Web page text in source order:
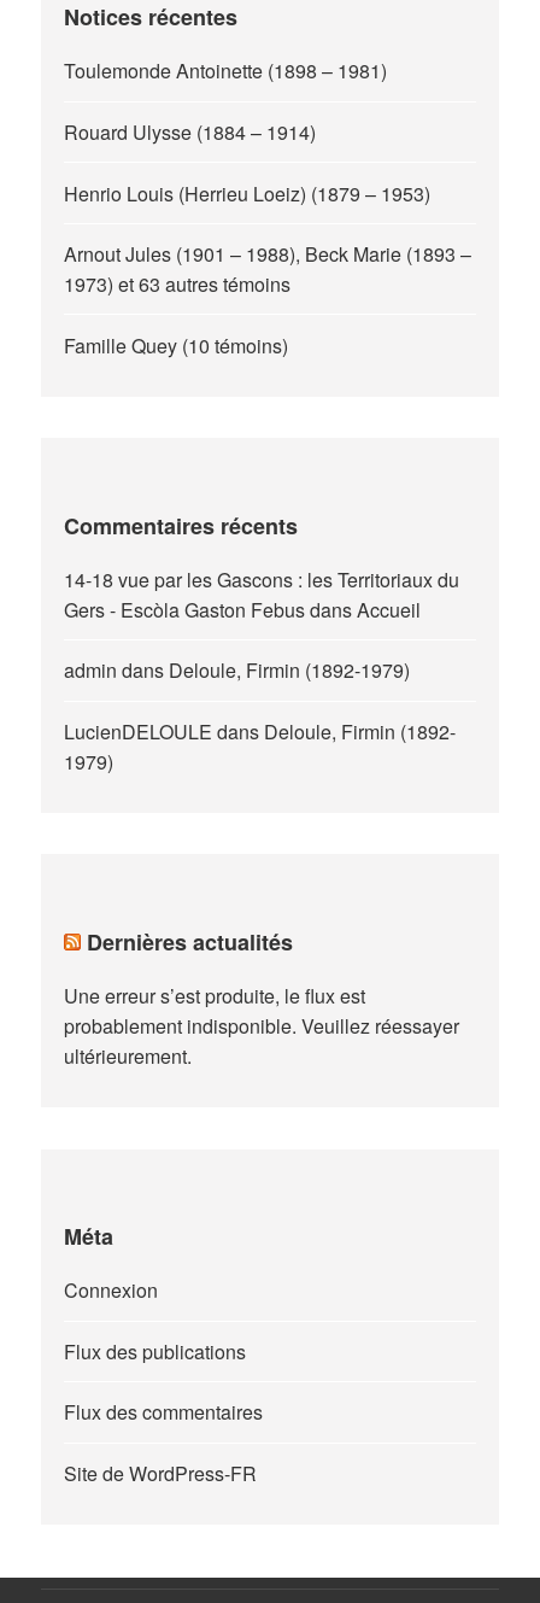
Notices récentes
Toulemonde Antoinette (1898 – 1981)
Rouard Ulysse (1884 – 1914)
Henrio Louis (Herrieu Loeiz) (1879 – 1953)
Arnout Jules (1901 – 1988), Beck Marie (1893 –
1973) et 63 autres témoins
Famille Quey (10 témoins)
Commentaires récents
14-18 vue par les Gascons : les Territoriaux du
Gers - Escòla Gaston FebusdansAccueil
admin dans Deloule, Firmin (1892-1979)
LucienDELOULE dans Deloule, Firmin (1892-
1979)
Dernières actualités
Une erreur s’est produite, le flux est
probablement indisponible. Veuillez réessayer
ultérieurement.
Méta
Connexion
Flux des publications
Flux des commentaires
Site de WordPress-FR